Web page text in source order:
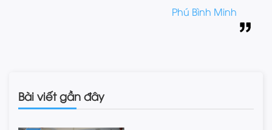
Phú Bình Minh
Bài viết gần đây